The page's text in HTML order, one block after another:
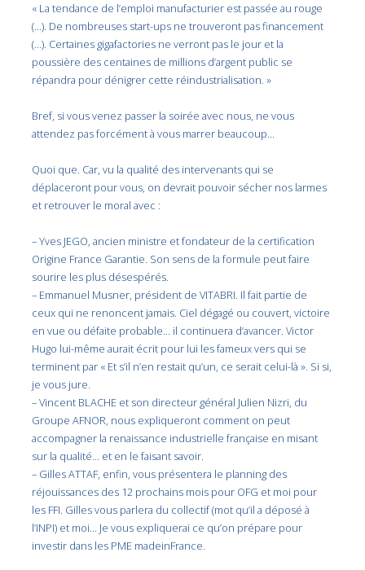
« La tendance de l’emploi manufacturier est passée au rouge
(…). De nombreuses start-ups ne trouveront pas financement
(…). Certaines gigafactories ne verront pas le jour et la
poussière des centaines de millions d’argent public se
répandra pour dénigrer cette réindustrialisation. »
Bref, si vous venez passer la soirée avec nous, ne vous
attendez pas forcément à vous marrer beaucoup…
Quoi que. Car, vu la qualité des intervenants qui se
déplaceront pour vous, on devrait pouvoir sécher nos larmes
et retrouver le moral avec :
–Yves JEGO, ancien ministre et fondateur de la certification
Origine France Garantie. Son sens de la formule peut faire
sourire les plus désespérés.
– Emmanuel Musner, président de VITABRI. Il fait partie de
ceux qui ne renoncent jamais. Ciel dégagé ou couvert, victoire
en vue ou défaite probable… il continuera d’avancer. Victor
Hugo lui-même aurait écrit pour lui les fameux vers qui se
terminent par « Et s’il n’en restait qu’un, ce serait celui-là ». Si si,
je vous jure.
–Vincent BLACHE et son directeur général Julien Nizri, du
Groupe AFNOR, nous expliqueront comment on peut
accompagner la renaissance industrielle française en misant
sur la qualité… et en le faisant savoir.
– Gilles ATTAF, enfin, vous présentera le planning des
réjouissances des 12 prochains mois pour OFG et moi pour
les FFI. Gilles vous parlera du collectif (mot qu’il a déposé à
l’INPI) et moi… Je vous expliquerai ce qu’on prépare pour
investir dans les PME madeinFrance.